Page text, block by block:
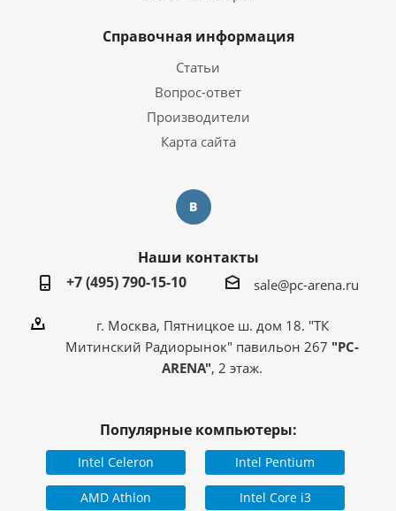
Справочная информация
Статьи
Вопрос-ответ
Производители
Карта сайта
Наши контакты
+7 (495) 790-15-10
sale@pc-arena.ru
г. Москва, Пятницкое ш. дом 18. "ТК
Митинский Радиорынок" павильон 267 "PC-
ARENA", 2 этаж.
Популярные компьютеры:
Intel Celeron Intel Pentium
AMD Athlon Intel Core i3